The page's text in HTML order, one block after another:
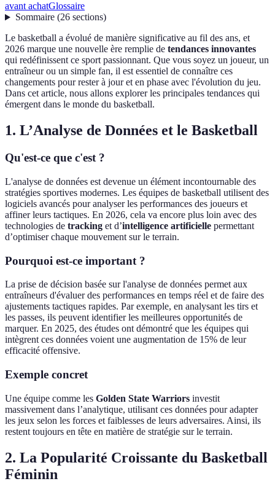
avant achatGlossaire
Sommaire(26 sections)
Le basketball a évolué de manière significative au fil des ans, et
2026 marque une nouvelle ère remplie de tendances innovantes
qui redéfinissent ce sport passionnant. Que vous soyez un joueur, un
entraîneur ou un simple fan, il est essentiel de connaître ces
changements pour rester à jour et en phase avec l'évolution du jeu.
Dans cet article, nous allons explorer les principales tendances qui
émergent dans le monde du basketball.
1. L’Analyse de Données et le Basketball
Qu'est-ce que c'est ?
L'analyse de données est devenue un élément incontournable des
stratégies sportives modernes. Les équipes de basketball utilisent des
logiciels avancés pour analyser les performances des joueurs et
affiner leurs tactiques. En 2026, cela va encore plus loin avec des
technologies de tracking et d’intelligence artificielle permettant
d’optimiser chaque mouvement sur le terrain.
Pourquoi est-ce important ?
La prise de décision basée sur l'analyse de données permet aux
entraîneurs d'évaluer des performances en temps réel et de faire des
ajustements tactiques rapides. Par exemple, en analysant les tirs et
les passes, ils peuvent identifier les meilleures opportunités de
marquer. En 2025, des études ont démontré que les équipes qui
intègrent ces données voient une augmentation de 15% de leur
efficacité offensive.
Exemple concret
Une équipe comme les Golden State Warriors investit
massivement dans l’analytique, utilisant ces données pour adapter
les jeux selon les forces et faiblesses de leurs adversaires. Ainsi, ils
restent toujours en tête en matière de stratégie sur le terrain.
2. La Popularité Croissante du Basketball
Féminin